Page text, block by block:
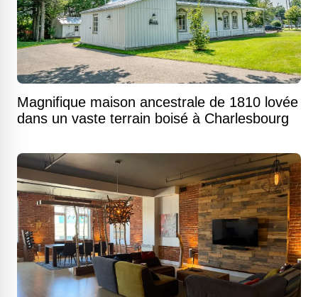
Magnifique maison ancestrale de 1810 lovée
dans un vaste terrain boisé à Charlesbourg